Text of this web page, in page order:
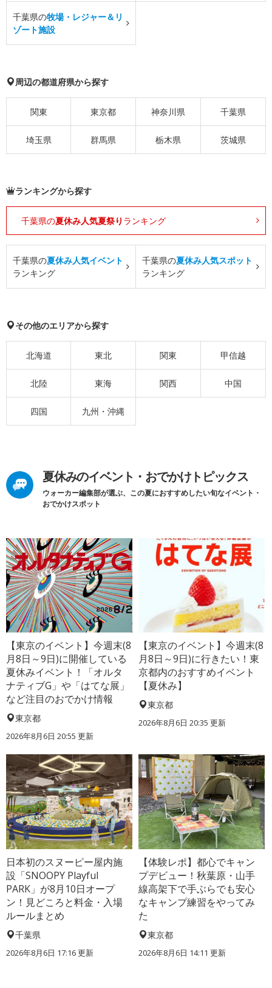
千葉県の牧場・レジャー＆リ
ゾート施設
周辺の都道府県から探す
関東 東京都 神奈川県 千葉県
埼玉県 群馬県 栃木県 茨城県
ランキングから探す
千葉県の夏休み人気夏祭り ランキング
千葉県の夏休み人気イベント
ランキング
千葉県の夏休み人気スポット
ランキング
その他のエリアから探す
北海道 東北 関東 甲信越
北陸 東海 関西 中国
四国 九州・沖縄
夏休みのイベント・おでかけトピックス
ウォーカー編集部が選ぶ、この夏におすすめしたい旬なイベント・
おでかけスポット
【東京のイベント】今週末(8
月8日～9日)に開催している
夏休みイベント！「オルタ
ナティブG」や「はてな展」
など注目のおでかけ情報
東京都
2026年8月6日 20:55 更新
【東京のイベント】今週末(8
月8日～9日)に行きたい！東
京都内のおすすめイベント
【夏休み】
東京都
2026年8月6日 20:35 更新
日本初のスヌーピー屋内施
設「SNOOPY Playful
PARK」が8月10日オープ
ン！見どころと料金・入場
ルールまとめ
千葉県
2026年8月6日 17:16更新
【体験レポ】都心でキャン
プデビュー！秋葉原・山手
線高架下で手ぶらでも安心
なキャンプ練習をやってみ
た
東京都
2026年8月6日 14:11 更新